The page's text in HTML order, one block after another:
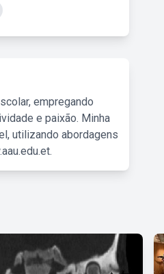
empregando
e paixão. Minha
utilizando abordagens